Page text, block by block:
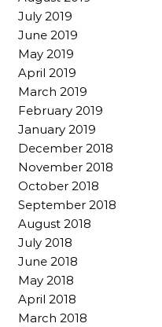
July 2019
June 2019
May 2019
April 2019
March 2019
February 2019
January 2019
December 2018
November 2018
October 2018
September 2018
August 2018
July 2018
June 2018
May 2018
April 2018
March 2018